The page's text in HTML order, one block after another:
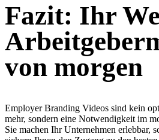
Fazit: Ihr
von morgen
Employer Branding Videos sind kein
mehr, sondern eine Notwendigkeit im
Sie machen Ihr Unternehmen erlebbar,